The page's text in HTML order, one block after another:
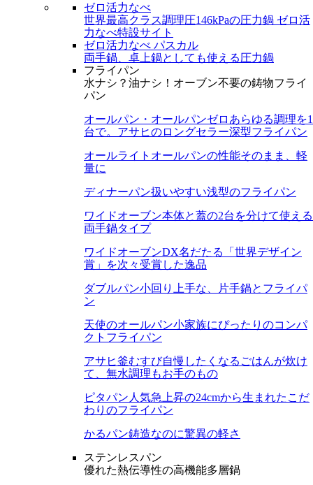
ゼロ活力なべ
世界最高クラス調理圧146kPaの圧力鍋 ゼロ活
力なべ特設サイト
ゼロ活力なべ パスカル
両手鍋、卓上鍋としても使える圧力鍋
フライパン
水ナシ？油ナシ！オーブン不要の鋳物フライ
パン
オールパン・オールパンゼロ あらゆる調理を1
台で。アサヒのロングセラー深型フライパン
オールライト オールパンの性能そのまま、軽
量に
ディナーパン扱いやすい浅型のフライパン
ワイドオーブン本体と蓋の2台を分けて使える
両手鍋タイプ
ワイドオーブンDX名だたる「世界デザイン
賞」を次々受賞した逸品
ダブルパン小回り上手な、片手鍋とフライパ
ン
天使のオールパン小家族にぴったりのコンパ
クトフライパン
アサヒ釜むすび自慢したくなるごはんが炊け
て、無水調理もお手のもの
ピタパン 人気急上昇の24cmから生まれたこだ
わりのフライパン
かるパン鋳造なのに驚異の軽さ
ステンレスパン
優れた熱伝導性の高機能多層鍋